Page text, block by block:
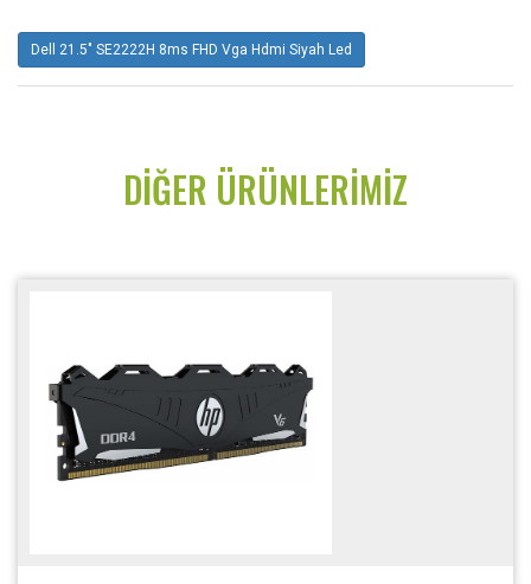
Dell 21.5" SE2222H 8ms FHD Vga Hdmi Siyah Led
DIĞER ÜRÜNLERIMIZ